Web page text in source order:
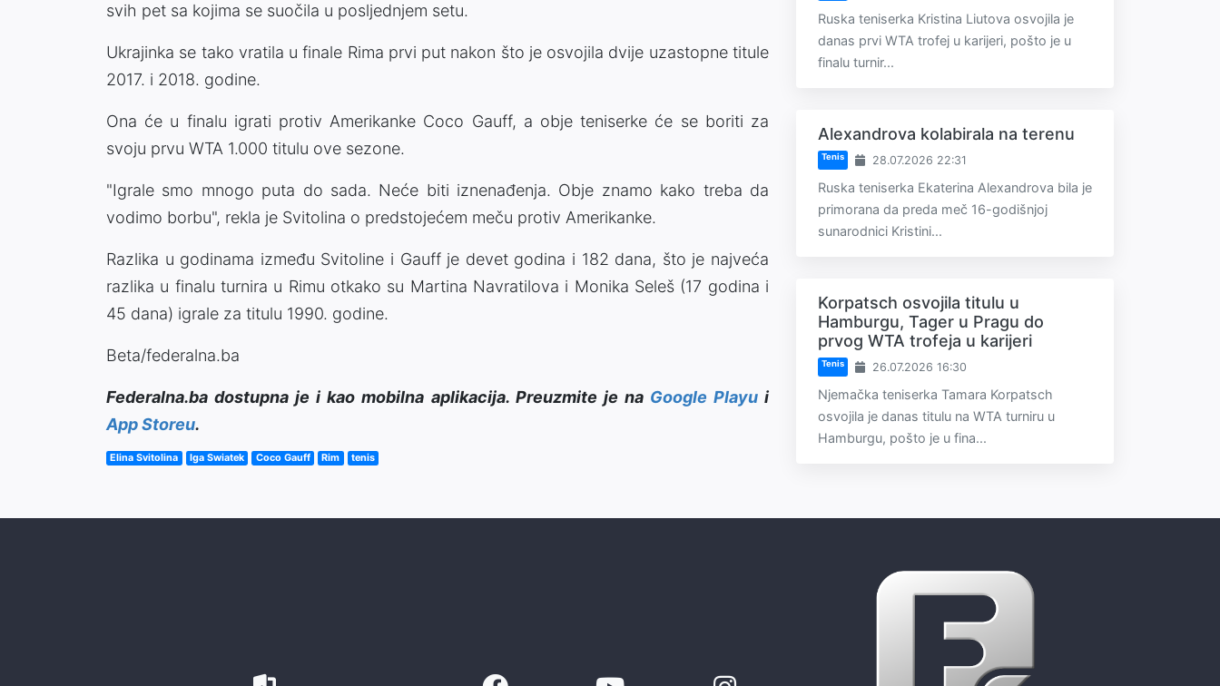
svih pet sa kojima se suočila u posljednjem setu.
Ukrajinka se tako vratila u finale Rima prvi put nakon što je osvojila dvije uzastopne titule
2017. i 2018. godine.
Ona će u finalu igrati protiv Amerikanke Coco Gauff, a obje teniserke će se boriti za
svoju prvu WTA 1.000 titulu ove sezone.
"Igrale smo mnogo puta do sada. Neće biti iznenađenja. Obje znamo kako treba da
vodimo borbu", rekla je Svitolina o predstojećem meču protiv Amerikanke.
Razlika u godinama između Svitoline i Gauff je devet godina i 182 dana, što je najveća
razlika u finalu turnira u Rimu otkako su Martina Navratilova i Monika Seleš (17 godina i
45 dana) igrale za titulu 1990. godine.
Beta/federalna.ba
Federalna.ba dostupna je i kao mobilna aplikacija. Preuzmite je na Google Playui
App Storeu.
Elina Svitolina Iga Swiatek Coco Gauff Rim tenis
Ruska teniserka Kristina Liutova osvojila je
danas prvi WTA trofej u karijeri, pošto je u
finalu turnir...
Alexandrova kolabirala na terenu
Tenis 28.07.2026 22:31
Ruska teniserka Ekaterina Alexandrova bila je
primorana da preda meč 16-godišnjoj
sunarodnici Kristini...
Korpatsch osvojila titulu u
Hamburgu, Tager u Pragu do
prvog WTA trofeja u karijeri
Tenis 26.07.2026 16:30
Njemačka teniserka Tamara Korpatsch
osvojila je danas titulu na WTA turniru u
Hamburgu, pošto je u fina...